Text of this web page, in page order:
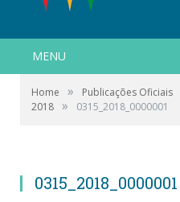
MENU
Home » Publicações Oficiais
2018 » 0315_2018_0000001
0315_2018_0000001